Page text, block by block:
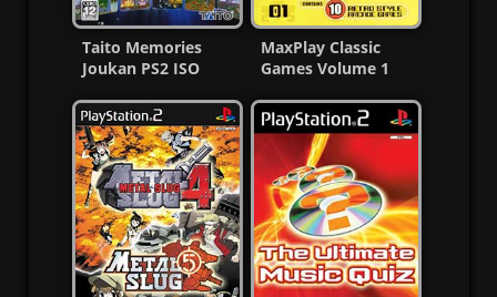
Taito Memories
Joukan PS2 ISO
MaxPlay Classic
Games Volume 1